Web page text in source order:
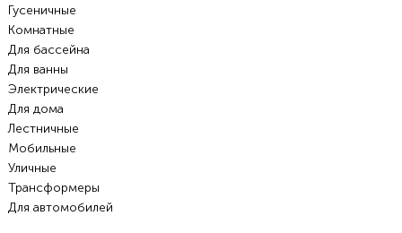
Гусеничные
Комнатные
Для бассейна
Для ванны
Электрические
Для дома
Лестничные
Мобильные
Уличные
Трансформеры
Для автомобилей